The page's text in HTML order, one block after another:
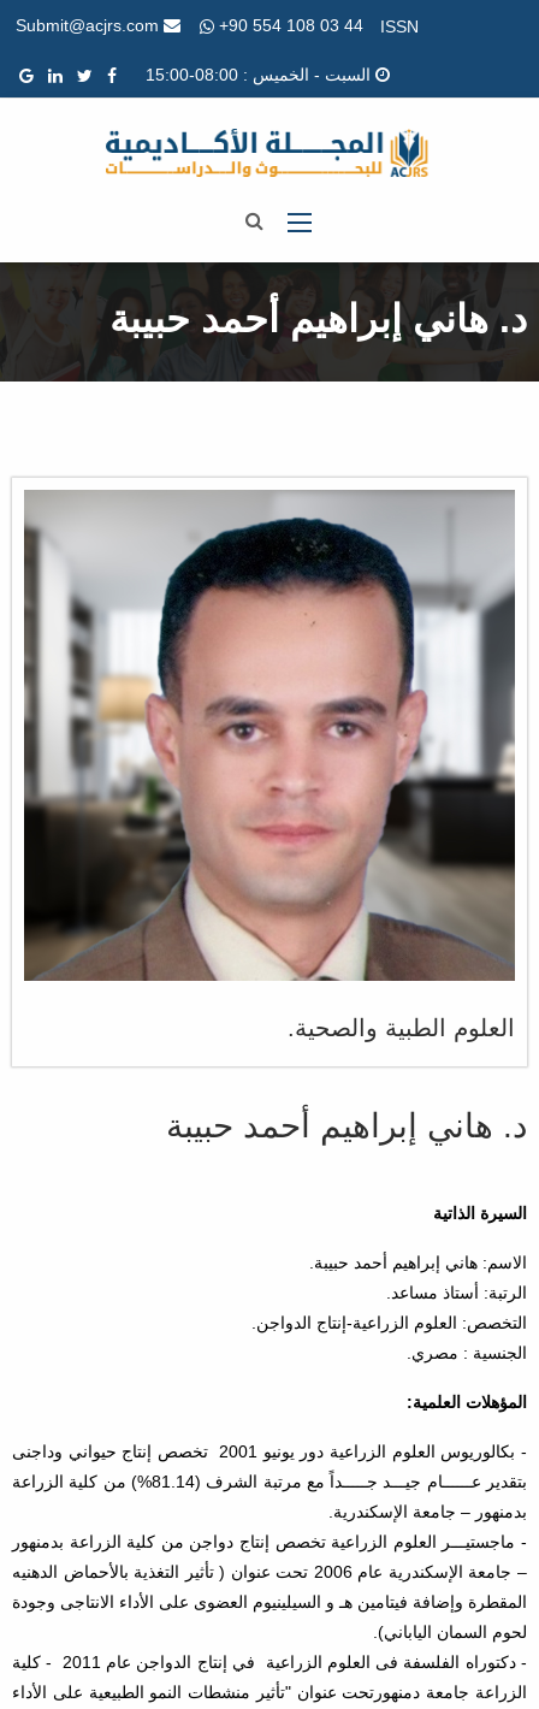
ISSN
+90 554 108 03 44
السبت - الخميس : 08:00-15:00
د. هاني إبراهيم أحمد حبيبة
العلوم الطبية والصحية.
د. هاني إبراهيم أحمد حبيبة
السيرة الذاتية
الاسم: هاني إبراهيم أحمد حبيبة.
الرتبة: أستاذ مساعد.
التخصص: العلوم الزراعية-إنتاج الدواجن.
الجنسية : مصري.
المؤهلات العلمية:
- بكالوريوس العلوم الزراعية دور يونيو 2001 تخصص إنتاج حيواني وداجنى
بتقدير عــــــام جيـــد جـــــداً مع مرتبة الشرف (81.14%) من كلية الزراعة
بدمنهور – جامعة الإسكندرية.
- ماجستيـــر العلوم الزراعية تخصص إنتاج دواجن من كلية الزراعة بدمنهور
– جامعة الإسكندرية عام 2006 تحت عنوان ( تأثير التغذية بالأحماض الدهنيه
المقطرة وإضافة فيتامين هـ و السيلينيوم العضوى على الأداء الانتاجى وجودة
لحوم السمان الياباني).
- دكتوراه الفلسفة فى العلوم الزراعية في إنتاج الدواجن عام 2011 - كلية
الزراعة جامعة دمنهورتحت عنوان "تأثير منشطات النمو الطبيعية على الأداء